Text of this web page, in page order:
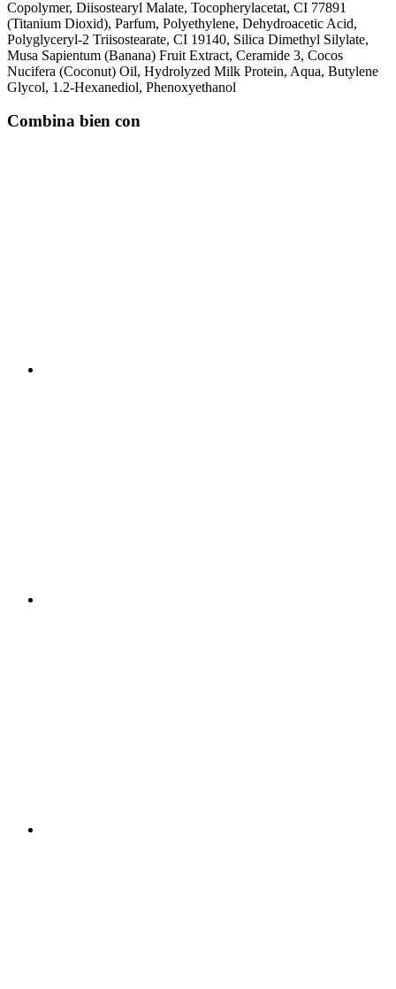
Copolymer, Diisostearyl Malate, Tocopherylacetat, CI 77891
(Titanium Dioxid), Parfum, Polyethylene, Dehydroacetic Acid,
Polyglyceryl-2 Triisostearate, CI 19140, Silica Dimethyl Silylate,
Musa Sapientum (Banana) Fruit Extract, Ceramide 3, Cocos
Nucifera (Coconut) Oil, Hydrolyzed Milk Protein, Aqua, Butylene
Glycol, 1.2-Hexanediol, Phenoxyethanol
Combina bien con